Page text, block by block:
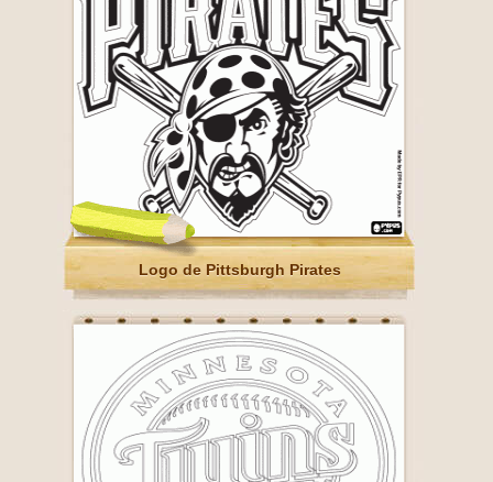
Logo de Pittsburgh Pirates